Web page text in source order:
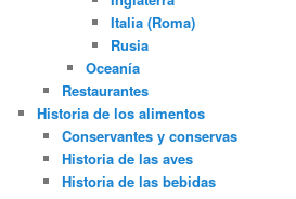
Italia (Roma)
Rusia
Oceanía
Restaurantes
Historia de los alimentos
Conservantes y conservas
Historia de las aves
Historia de las bebidas